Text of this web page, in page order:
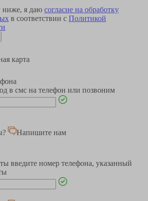
ниже, я даю согласие на обработку
в соответствии с Политикой
карта
в смс на телефон или позвоним
Напишите нам
введите номер телефона, указанный